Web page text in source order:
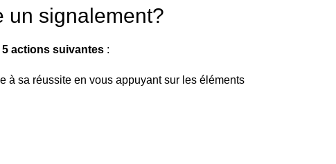
un signalement?
5 actions suivantes :
à sa réussite en vous appuyant sur les éléments